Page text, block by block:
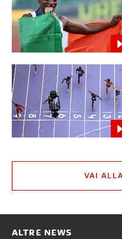
VAI
ALTRE NEWS